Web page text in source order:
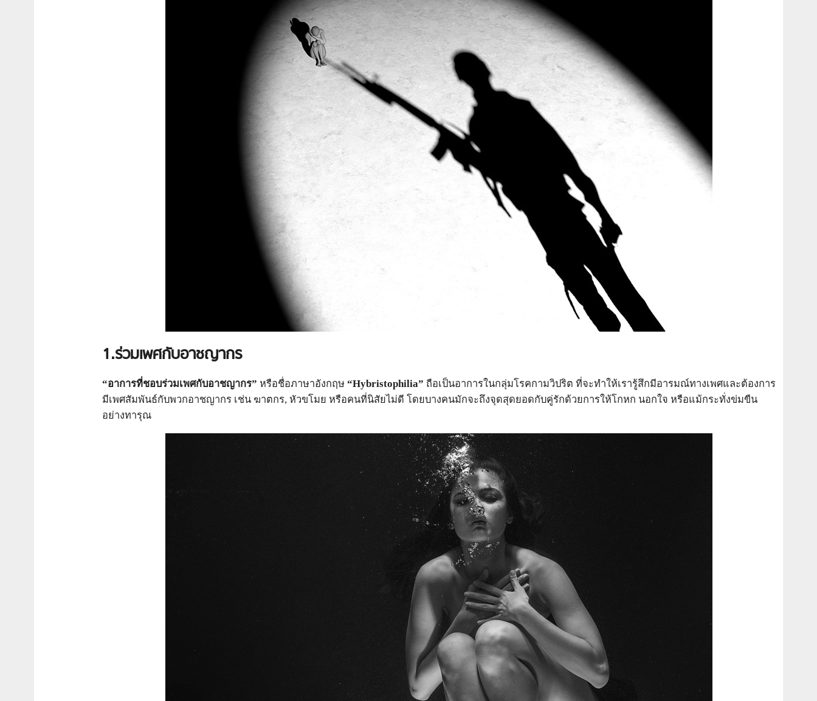
1.ร่วมเพศกับอาชญากร
“อาการที่ชอบร่วมเพศกับอาชญากร” หรือชื่อภาษาอังกฤษ “Hybristophilia” ถือเป็นอาการในกลุ่มโรคกามวิปริต ที่จะทำให้เรารู้สึกมีอารมณ์ทางเพศและต้องการ
มีเพศสัมพันธ์กับพวกอาชญากร เช่น ฆาตกร, หัวขโมย หรือคนที่นิสัยไม่ดี โดยบางคนมักจะถึงจุดสุดยอดกับคู่รักด้วยการให้โกหก นอกใจ หรือแม้กระทั่งข่มขืน
อย่างทารุณ